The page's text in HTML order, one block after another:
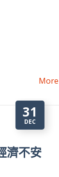
More
3
軍票禍害